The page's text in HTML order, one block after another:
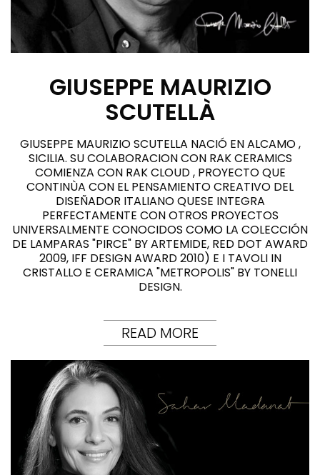
GIUSEPPE MAURIZIO
SCUTELLÀ
GIUSEPPE MAURIZIO SCUTELLA NACIÓ EN ALCAMO ,
SICILIA. SU COLABORACION CON RAK CERAMICS
COMIENZA CON RAK CLOUD , PROYECTO QUE
CONTINÙA CON EL PENSAMIENTO CREATIVO DEL
DISEÑADOR ITALIANO QUESE INTEGRA
PERFECTAMENTE CON OTROS PROYECTOS
UNIVERSALMENTE CONOCIDOS COMO LA COLECCIÓN
DE LAMPARAS "PIRCE" BY ARTEMIDE, RED DOT AWARD
2009, IFF DESIGN AWARD 2010) E I TAVOLI IN
CRISTALLO E CERAMICA "METROPOLIS" BY TONELLI
DESIGN.
READ MORE